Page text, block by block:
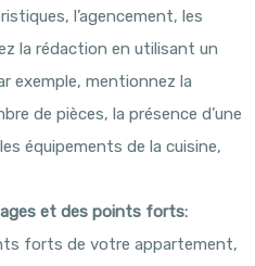
l’agencement, les
la rédaction en utilisant un
exemple, mentionnez la
de pièces, la présence d’une
équipements de la cuisine,
et des points forts:
forts de votre appartement,